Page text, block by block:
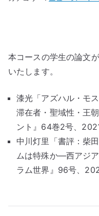
本コースの学生の論文
いたします。
漆光「アズハル・モ
滞在者・聖域性・王
ント』64巻2号、
中川灯里「書評：柴
ムは特殊か―西アジ
ラム世界』96号、